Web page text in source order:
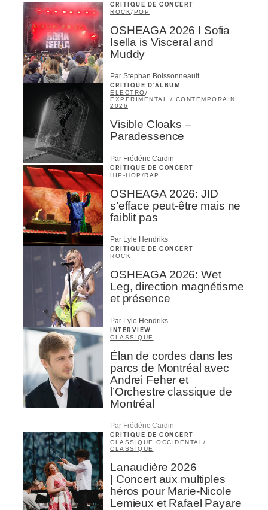
CRITIQUE DE CONCERT
ROCK/POP
OSHEAGA 2026 I Sofia
Isella is Visceral and
Muddy
Par Stephan Boissonneault
CRITIQUE D'ALBUM
ÉLECTRO/
EXPÉRIMENTAL / CONTEMPORAIN
2026
Visible Cloaks –
Paradessence
Par Frédéric Cardin
CRITIQUE DE CONCERT
HIP-HOP /RAP
OSHEAGA 2026: JID
s’efface peut-être mais ne
faiblit pas
Par Lyle Hendriks
CRITIQUE DE CONCERT
ROCK
OSHEAGA 2026: Wet
Leg, direction magnétisme
et présence
Par Lyle Hendriks
INTERVIEW
CLASSIQUE
Élan de cordes dans les
parcs de Montréal avec
Andrei Feher et
l’Orchestre classique de
Montréal
Par Frédéric Cardin
CRITIQUE DE CONCERT
CLASSIQUE OCCIDENTAL /
CLASSIQUE
Lanaudière 2026
| Concert aux multiples
héros pour Marie-Nicole
Lemieux et Rafael Payare